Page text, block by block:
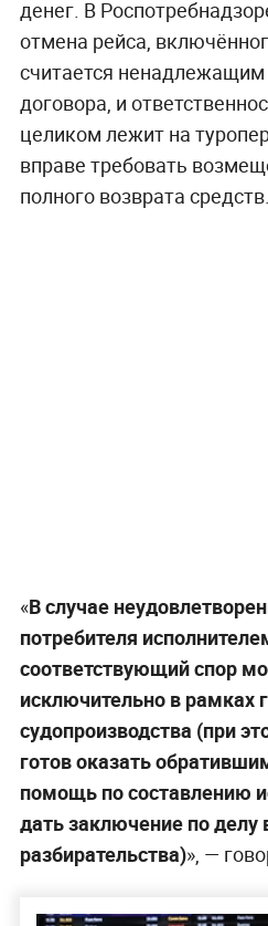
денег. В
отмена рейса,
считается
договора, и
целиком лежит на
вправе требовать
полного возврата средств.
«В случае
потребителя
соответствующий спор
исключительно в рамках
судопроизводства (при
готов оказать
помощь по составлению
дать заключение по делу
разбирательства)», —